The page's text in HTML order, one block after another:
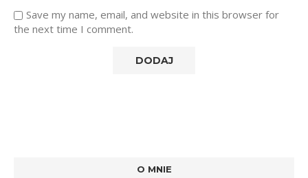
Save my name, email, and website in this browser for
the next time I comment.
O MNIE